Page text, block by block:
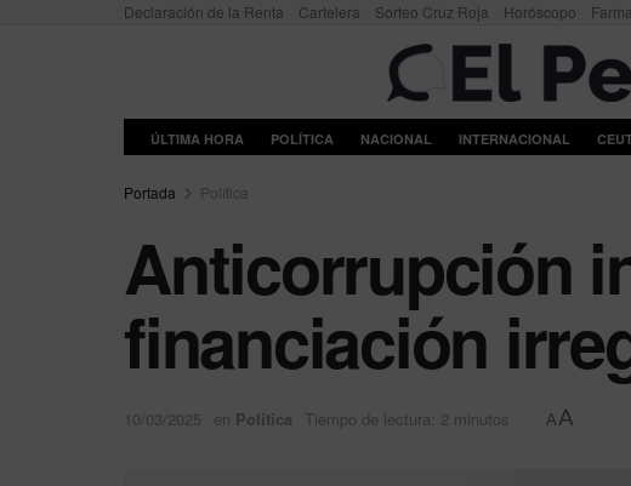
Declaración de la Renta Cartelera Sorteo Cruz Roja Horóscopo
ÚLTIMA HORA POLÍTICA NACIONAL INTERNACIONAL
Portada Política
Anticorrupción
financiación
10/03/2025 en Política Tiempo de lectura: 2 minutos AA